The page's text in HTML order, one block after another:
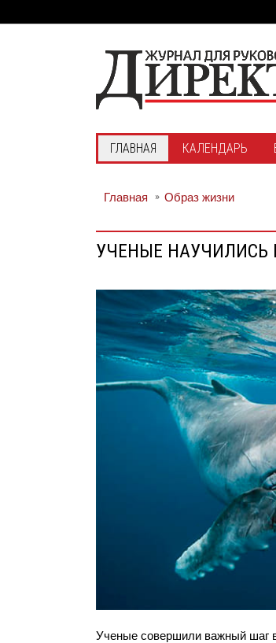
ГЛАВНАЯ КАЛЕНДАРЬ
Главная Образ жизни
УЧЕНЫЕ НАУЧИЛИСЬ
Ученые совершили важный шаг